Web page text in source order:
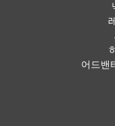
어드밴